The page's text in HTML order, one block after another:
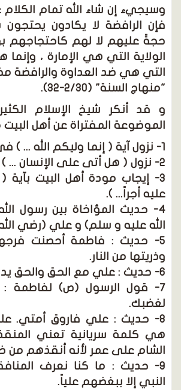
وسيجيء إن شاء الله تمام
فإن الرافضة لا يكادون يحتجون
حجةً عليهم لا لهم كاحتجاجهم
الولاية التي هي الإمارة ،
التي هي ضد العداوة والرافضة
"منهاج السنة" (2/30-32).
و قد أنكر شيخ الإسلام
الموضوعة المفتراة عن أهل البيت
1- نزول آية ( إنما وليكم الله ... ) في علي.
2- نزول ( هل أتى على الإنسان ... ) في أهل البيت.
3- إيجاب مودة أهل البيت بآية
عليه أجراً... ).
4- حديث المؤاخاة بين رسول
الله عليه و سلم) و علي (رضي
5- حديث : فاطمة أحصنت
وذريتها من النار.
6- حديث : علي مع الحق والحق يدور معه.
7- قول الرسول (ص) لفاطمة :
لغضبك.
8- حديث : علي فاروق أمتي.
هي كلمة سريانية تعني
الشام على عمر لأنه أنقذهم من
9- حديث : ما كنا نعرف
النبي إلا ببغضهم علياً.